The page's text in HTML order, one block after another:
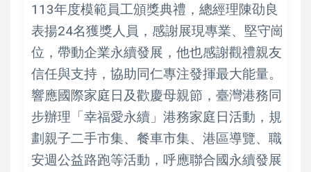
113年度模範員工頒獎典禮，總經理陳劭良
表揚24名獲獎人員，感謝展現專業、堅守崗
位，帶動企業永續發展，他也感謝觀禮親友
信任與支持，協助同仁專注發揮最大能量。
響應國際家庭日及歡慶母親節，臺灣港務同
步辦理「幸福愛永續」港務家庭日活動，規
劃親子二手市集、餐車市集、港區導覽、職
安週公益路跑等活動，呼應聯合國永續發展